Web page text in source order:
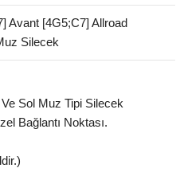
Avant [4G5;C7] Allroad
Silecek
Sol Muz Tipi Silecek
Bağlantı Noktası.